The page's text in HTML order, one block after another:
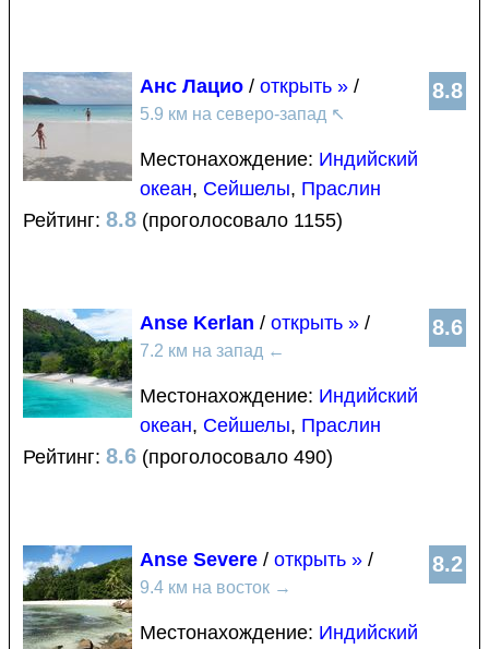
8.8
Анс Лацио / открыть » /
5.9 км на северо-запад ↖
Местонахождение: Индийский
океан, Сейшелы, Праслин
Рейтинг: 8.8 (проголосовало 1155)
8.6
Anse Kerlan / открыть » /
7.2 км на запад ←
Местонахождение: Индийский
океан, Сейшелы, Праслин
Рейтинг: 8.6 (проголосовало 490)
8.2
Anse Severe / открыть » /
9.4 км на восток →
Местонахождение: Индийский